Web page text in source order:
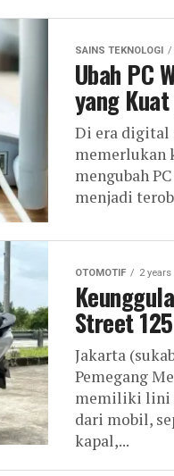
SAINS TEKNOLOGI
Ubah PC
yang
Di era digital
memerlukan
mengubah
menjadi
OTOMOTIF 2 years
Street
Jakarta
Pemegang
memiliki lini
dari mobil,
kapal,...